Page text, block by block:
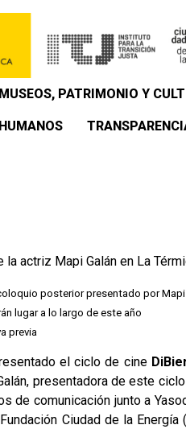
MUSEOS, PATRIMONIO Y
actriz Mapi Galán en La
posterior presentado por Mapi
lugar a lo largo de este año
previa
el ciclo de cine
presentadora de este
de comunicación junto a
Ciudad de la Energía